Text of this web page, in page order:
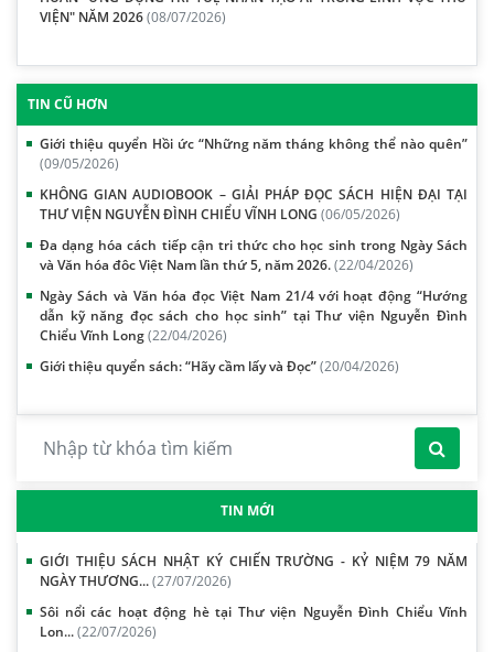
VIỆN" NĂM 2026(08/07/2026)
TIN CŨ HƠN
Giới thiệu quyển Hồi ức “Những năm tháng không thể nào quên”
(09/05/2026)
KHÔNG GIAN AUDIOBOOK – GIẢI PHÁP ĐỌC SÁCH HIỆN ĐẠI TẠI
THƯ VIỆN NGUYỄN ĐÌNH CHIỂU VĨNH LONG (06/05/2026)
Đa dạng hóa cách tiếp cận tri thức cho học sinh trong Ngày Sách
và Văn hóa đôc Việt Nam lần thứ 5, năm 2026.(22/04/2026)
Ngày Sách và Văn hóa đọc Việt Nam 21/4 với hoạt động “Hướng
dẫn kỹ năng đọc sách cho học sinh” tại Thư viện Nguyễn Đình
Chiểu Vĩnh Long(22/04/2026)
Giới thiệu quyển sách: “Hãy cầm lấy và Đọc”(20/04/2026)
TIN MỚI
GIỚI THIỆU SÁCH NHẬT KÝ CHIẾN TRƯỜNG - KỶ NIỆM 79 NĂM
NGÀY THƯƠNG...(27/07/2026)
Sôi nổi các hoạt động hè tại Thư viện Nguyễn Đình Chiểu Vĩnh
Lon...(22/07/2026)